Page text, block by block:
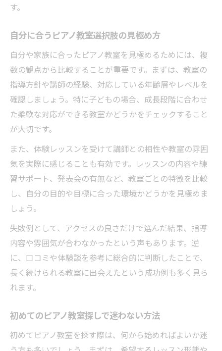
す。
自分に合うピアノ教室選択肢の見極め方
自分や家族に合ったピアノ教室を見極めるためには、複
数の観点から比較することが重要です。まずは、教室の
指導方針や講師の経験、対応している年齢層やレベルを
確認しましょう。特に子どもの場合、成長段階に合わせ
た柔軟な対応ができる教室かどうかをチェックすること
が大切です。
また、体験レッスンを受けて講師との相性や教室の雰囲
気を実際に感じることも有効です。レッスンの内容や練
習サポート、発表会の有無など、教室ごとの特徴を比較
し、自分の目的や目標に合った環境かどうかを見極めま
しょう。
失敗例として、アクセスの良さだけで選んだ結果、指導
内容や雰囲気が合わなかったという声もあります。逆
に、口コミや体験談を参考に総合的に判断したことで、
長く続けられる教室に出会えたという成功例も多く見ら
れます。
初めてのピアノ教室探しで迷わない方法
初めてピアノ教室を探す際は、何から始めればよいか迷